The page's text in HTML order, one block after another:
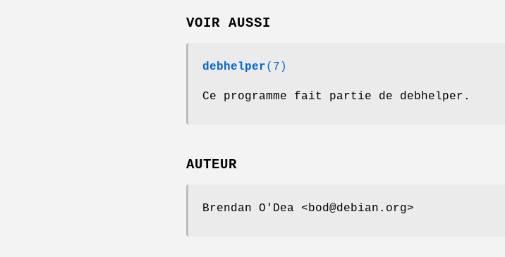
VOIR AUSSI
debhelper(7)
Ce programme fait partie de debhelper.
AUTEUR
Brendan O'Dea <bod@debian.org>